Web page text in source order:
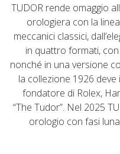
TUDOR rende omaggio
orologiera con la
meccanici classici,
in quattro formati, con
nonché in una versione
la collezione 1926 deve
fondatore di Rolex,
“The Tudor”. Nel 2025
orologio con fasi